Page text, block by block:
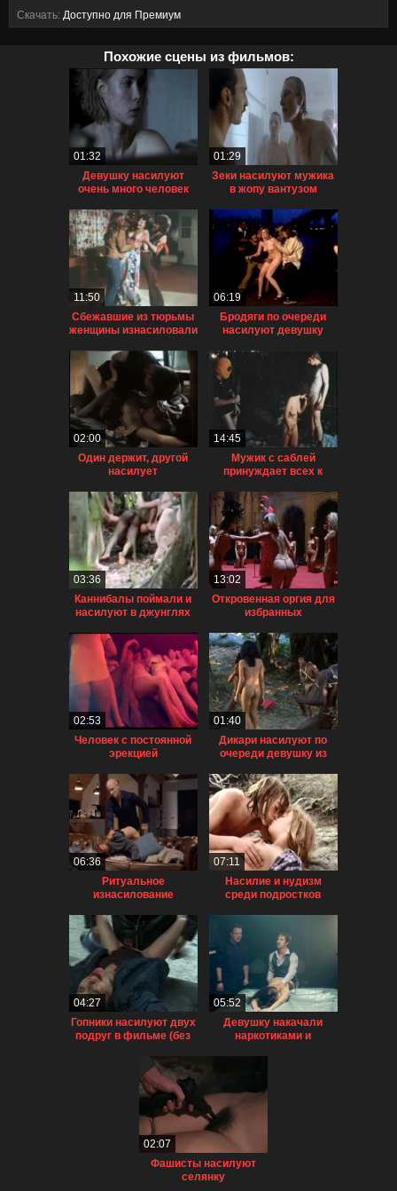
Скачать: Доступно для Премиум
Похожие сцены из фильмов:
Девушку насилуют
очень много человек
01:32
Зеки насилуют мужика
в жопу вантузом
01:29
Сбежавшие из тюрьмы
женщины изнасиловали
11:50
Бродяги по очереди
насилуют девушку
06:19
Один держит, другой
насилует
02:00
Мужик с саблей
принуждает всех к
14:45
Каннибалы поймали и
насилуют в джунглях
03:36
Откровенная оргия для
избранных
13:02
Человек с постоянной
эрекцией
02:53
Дикари насилуют по
очереди девушку из
01:40
Ритуальное
изнасилование
06:36
Насилие и нудизм
среди подростков
07:11
Гопники насилуют двух
подруг в фильме (без
04:27
Девушку накачали
наркотиками и
05:52
Фашисты насилуют
селянку
02:07